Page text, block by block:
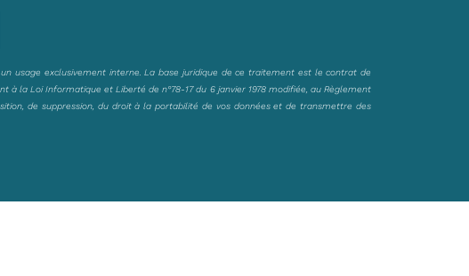
usage exclusivement interne. La base juridique de ce traitement est le contrat de
à la Loi Informatique et Liberté de n°78-17 du 6 janvier 1978 modifiée, au Règlement
de suppression, du droit à la portabilité de vos données et de transmettre des